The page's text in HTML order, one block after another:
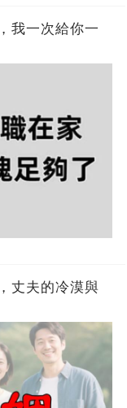
我一次給你一
丈夫的冷漠與